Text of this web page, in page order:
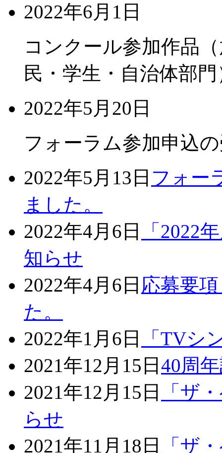
2022年6月1日
コンクール参加作品
民・学生・自治体部
2022年5月20日
フォーラム参加申込
2022年5月13日 フォー
ました。
2022年4月6日
「2022
知らせ
2022年4月6日 応募要
た。
2022年1月6日
「TVシ
2021年12月15日 40周
2021年12月15日
「ザ
らせ
2021年11月18日
「ザ